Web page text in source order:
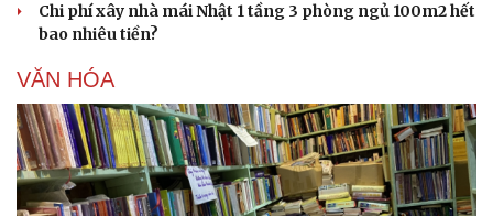
Chi phí xây nhà mái Nhật 1 tầng 3 phòng ngủ 100m2 hết
bao nhiêu tiền?
VĂN HÓA